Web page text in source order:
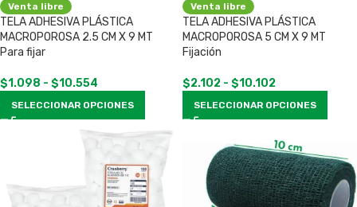
Venta libre
TELA ADHESIVA PLÁSTICA
MACROPOROSA 2.5 CM X 9 MT
Para fijar
$1.098 - $10.554
SELECCIONAR OPCIONES
Venta libre
TELA ADHESIVA PLÁSTICA
MACROPOROSA 5 CM X 9 MT
Fijación
$2.102 - $10.102
SELECCIONAR OPCIONES